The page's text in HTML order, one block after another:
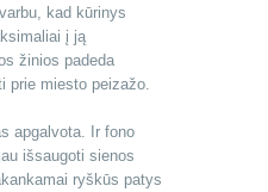
kad kūrinys
į ją
žinios padeda
prie miesto peizažo.
apgalvota. Ir fono
išsaugoti sienos
ryškūs patys